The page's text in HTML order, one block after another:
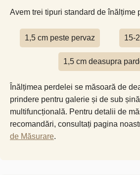
Avem trei tipuri standard de înălțime
1,5 cm peste pervaz 15-
1,5 cm deasupra
Înălțimea perdelei se măsoară de
prindere pentru galerie și de sub
multifuncțională. Pentru detalii de
recomandări, consultați pagina
de Măsurare.